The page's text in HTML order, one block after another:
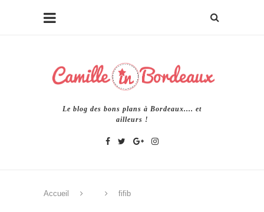
Le blog des bons plans à Bordeaux.... et
ailleurs !
Accueil fifib